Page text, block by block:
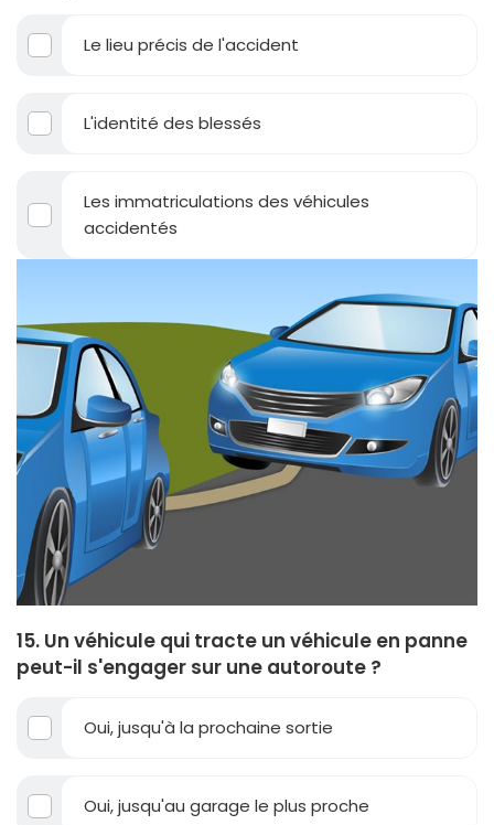
Le lieu précis de l'accident
L'identité des blessés
Les immatriculations des véhicules
accidentés
15. Un véhicule qui tracte un véhicule en panne
peut-il s'engager sur une autoroute ?
Oui, jusqu'à la prochaine sortie
Oui, jusqu'au garage le plus proche